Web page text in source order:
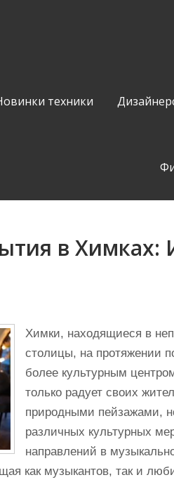
техники
в Химках:
Химки, находящиеся в
столицы, на протяжении
более культурным
только радует своих
природными пейзажами,
различных культурных
направлений в
как музыкантов, так и